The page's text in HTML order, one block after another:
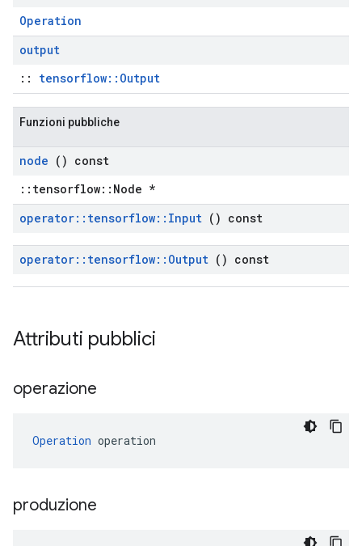
Operation
output
:: tensorflow::Output
Funzioni pubbliche
node () const
::tensorflow::Node *
operator:: tensorflow:: Input () const
operator:: tensorflow:: Output () const
Attributi pubblici
operazione
Operation operation
produzione